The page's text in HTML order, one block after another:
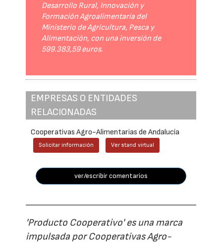
Desarrollo Rural, Innovación y
Formación Agroalimentaria del
Ministerio de Agricultura, Pesca y
Alimentación, con una inversión de
599.383,59 euros.
EMPRESAS O ENTIDADES
RELACIONADAS
Cooperativas Agro-Alimentarias de Andalucía
Solicitar información Ver stand virtual
ver/escribir comentarios
'Producto Cooperativo' es una marca
impulsada por Cooperativas Agro-